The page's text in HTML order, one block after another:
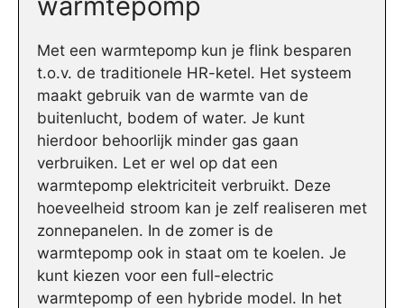
Met een warmtepomp kun je flink besparen
t.o.v. de traditionele HR-ketel. Het systeem
maakt gebruik van de warmte van de
buitenlucht, bodem of water. Je kunt
hierdoor behoorlijk minder gas gaan
verbruiken. Let er wel op dat een
warmtepomp elektriciteit verbruikt. Deze
hoeveelheid stroom kan je zelf realiseren met
zonnepanelen. In de zomer is de
warmtepomp ook in staat om te koelen. Je
kunt kiezen voor een full-electric
warmtepomp of een hybride model. In het